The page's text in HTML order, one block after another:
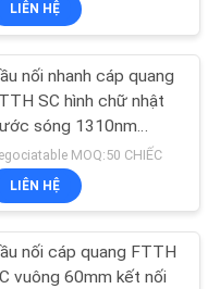
ONU
sợi
LIÊN HỆ
nối nhanh cáp quang
SC hình chữ nhật
sóng 1310nm
MOQ:50 CHIẾC
LIÊN HỆ
nối cáp quang FTTH
vuông 60mm kết nối